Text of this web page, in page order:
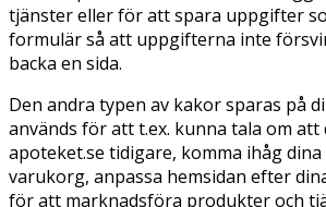
tjänster eller för att spara uppgifter
formulär så att uppgifterna inte
backa en sida.
Den andra typen av kakor sparas på
används för att t.ex. kunna tala om
apoteket.se tidigare, komma ihåg dina
varukorg, anpassa hemsidan efter
för att marknadsföra produkter och